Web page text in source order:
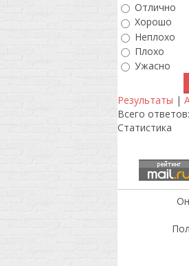
Отлично
Хорошо
Неплохо
Плохо
Ужасно
Результаты |
Всего ответов:
Статистика